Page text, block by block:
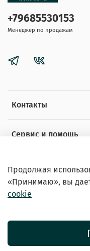
Контакты
Сервис и помощь
+79685530153
Менеджер по продажам
© 2026 Зоомагазин
Продолжая
«Принимаю», вы
cookie